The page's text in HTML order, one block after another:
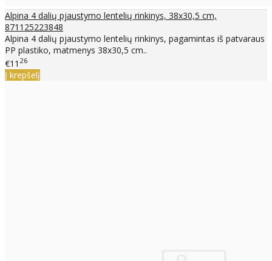
Alpina 4 dalių pjaustymo lentelių rinkinys, 38x30,5 cm,
871125223848
Alpina 4 dalių pjaustymo lentelių rinkinys, pagamintas iš patvaraus
PP plastiko, matmenys 38x30,5 cm..
€11 26
Į krepšelį